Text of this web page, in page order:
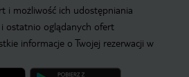
i możliwość ich udostępniania
ostatnio oglądanych ofert
informacje o Twojej rezerwacji w